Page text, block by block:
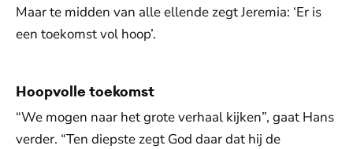
Maar te midden van alle ellende zegt Jeremia: ‘Er is
een toekomst vol hoop’.
Hoopvolle toekomst
“We mogen naar het grote verhaal kijken”, gaat Hans
verder. “Ten diepste zegt God daar dat hij de